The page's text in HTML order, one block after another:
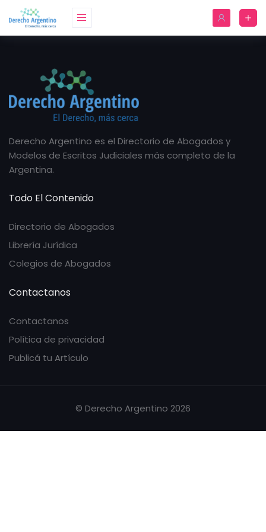
Derecho Argentino es el Directorio de Abogados y
Modelos de Escritos Judiciales más completo de la
Argentina.
Todo El Contenido
Directorio de Abogados
Librería Jurídica
Colegios de Abogados
Contactanos
Contactanos
Política de privacidad
Publicá tu Artículo
© Derecho Argentino 2026